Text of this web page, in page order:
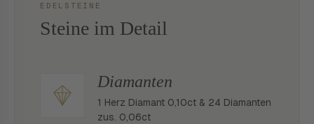
EDELSTEINE
Steine im Detail
Diamanten
1 Herz Diamant 0,10ct & 24 Diamanten
zus. 0,06ct